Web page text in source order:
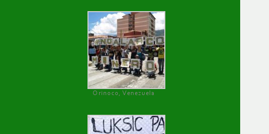
Orinoco, Venezuela